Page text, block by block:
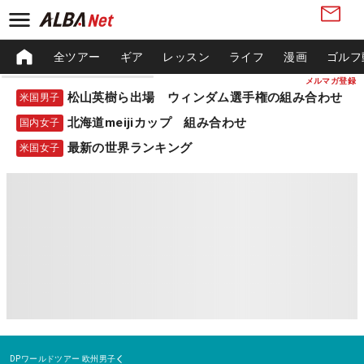
メルマガ登録
全ツアー ギア レッスン ライフ 漫画 ゴル
米国男子 松山英樹ら出場 ウィンダム選手権の組み合わせ
国内女子 北海道meijiカップ 組み合わせ
米国女子 最新の世界ランキング
DPワールドツアー 欧州男子